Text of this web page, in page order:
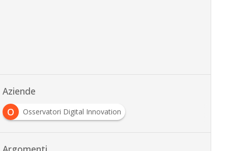
Aziende
O
Osservatori Digital Innovation